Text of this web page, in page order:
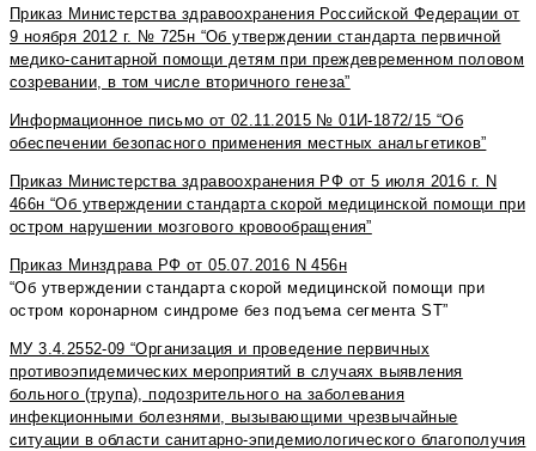
Приказ Министерства здравоохранения Российской Федерации от
9 ноября 2012 г. № 725н “Об утверждении стандарта первичной
медико-санитарной помощи детям при преждевременном половом
созревании, в том числе вторичного генеза”
Информационное письмо от 02.11.2015 № 01И-1872/15 “Об
обеспечении безопасного применения местных анальгетиков”
Приказ Министерства здравоохранения РФ от 5 июля 2016 г. N
466н “Об утверждении стандарта скорой медицинской помощи при
остром нарушении мозгового кровообращения”
Приказ Минздрава РФ от 05.07.2016 N 456н
“Об утверждении стандарта скорой медицинской помощи при
остром коронарном синдроме без подъема сегмента ST”
МУ 3.4.2552-09 “Организация и проведение первичных
противоэпидемических мероприятий в случаях выявления
больного (трупа), подозрительного на заболевания
инфекционными болезнями, вызывающими чрезвычайные
ситуации в области санитарно-эпидемиологического благополучия